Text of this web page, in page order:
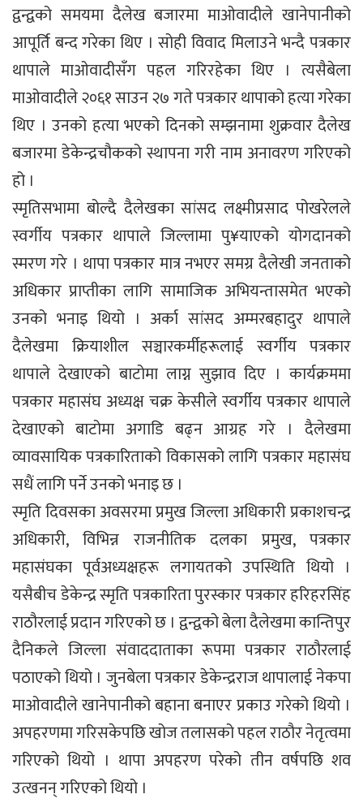
द्वन्द्वको समयमा दैलेख बजारमा माओवादीले खानेपानीको
आपूर्ति बन्द गरेका थिए । सोही विवाद मिलाउने भन्दै पत्रकार
थापाले माओवादीसँग पहल गरिरहेका थिए । त्यसैबेला
माओवादीले २०६१ साउन २७ गते पत्रकार थापाको हत्या गरेका
थिए । उनको हत्या भएको दिनको सम्झनामा शुक्रवार दैलेख
बजारमा डेकेन्द्रचौकको स्थापना गरी नाम अनावरण गरिएको
हो ।
स्मृतिसभामा बोल्दै दैलेखका सांसद लक्ष्मीप्रसाद पोखरेलले
स्वर्गीय पत्रकार थापाले जिल्लामा पु¥याएको योगदानको
स्मरण गरे । थापा पत्रकार मात्र नभएर समग्र दैलेखी जनताको
अधिकार प्राप्तीका लागि सामाजिक अभियन्तासमेत भएको
उनको भनाइ थियो । अर्का सांसद अम्मरबहादुर थापाले
दैलेखमा क्रियाशील सञ्चारकर्मीहरूलाई स्वर्गीय पत्रकार
थापाले देखाएको बाटोमा लाग्न सुझाव दिए । कार्यक्रममा
पत्रकार महासंघ अध्यक्ष चक्र केसीले स्वर्गीय पत्रकार थापाले
देखाएको बाटोमा अगाडि बढ्न आग्रह गरे । दैलेखमा
व्यावसायिक पत्रकारिताको विकासको लागि पत्रकार महासंघ
सधैं लागि पर्ने उनको भनाइ छ ।
स्मृति दिवसका अवसरमा प्रमुख जिल्ला अधिकारी प्रकाशचन्द्र
अधिकारी, विभिन्न राजनीतिक दलका प्रमुख, पत्रकार
महासंघका पूर्वअध्यक्षहरू लगायतको उपस्थिति थियो ।
यसैबीच डेकेन्द्र स्मृति पत्रकारिता पुरस्कार पत्रकार हरिहरसिंह
राठौरलाई प्रदान गरिएको छ । द्वन्द्वको बेला दैलेखमा कान्तिपुर
दैनिकले जिल्ला संवाददाताका रूपमा पत्रकार राठौरलाई
पठाएको थियो । जुनबेला पत्रकार डेकेन्द्रराज थापालाई नेकपा
माओवादीले खानेपानीको बहाना बनाएर प्रकाउ गरेको थियो ।
अपहरणमा गरिसकेपछि खोज तलासको पहल राठौर नेतृत्वमा
गरिएको थियो । थापा अपहरण परेको तीन वर्षपछि शव
उत्खनन् गरिएको थियो ।